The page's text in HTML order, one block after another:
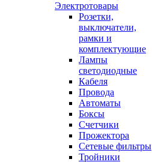
Электротовары
Розетки,
выключатели,
рамки и
комплектующие
Лампы
светодиодные
Кабеля
Провода
Автоматы
Боксы
Счетчики
Прожектора
Сетевые фильтры
Тройники